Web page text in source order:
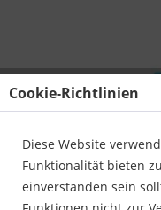
Cookie-Richtlinien
Diese Website
Funktionalität bieten
einverstanden sein